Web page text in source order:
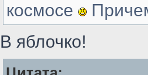
космосе
В яблочко!